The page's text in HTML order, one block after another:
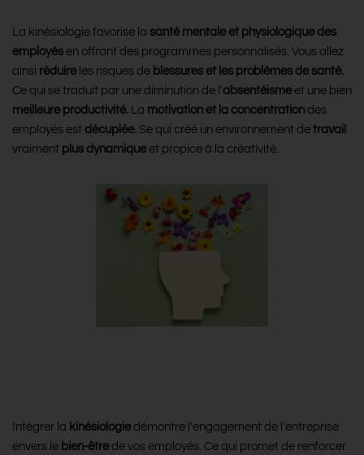
La kinésiologie favorise la santé mentale et physiologique des
employés en offrant des programmes personnalisés. Vous allez
ainsi réduireles risques de blessures et les problèmes de santé.
Ce qui se traduit par une diminution de l'absentéismeet une bien
meilleure productivité. La motivation et la concentration des
employés est décuplée. Se qui créé un environnement detravail
vraiment plus dynamiqueet propice à la créativité.
Intégrer la kinésiologiedémontre l'engagement de l'entreprise
envers le bien-êtrede vos employés. Ce qui promet de renforcer